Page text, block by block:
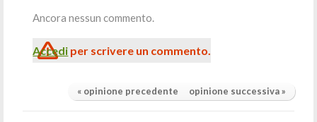
Ancora nessun commento.
Accedi per scrivere un commento.
« opinione precedente opinione successiva »